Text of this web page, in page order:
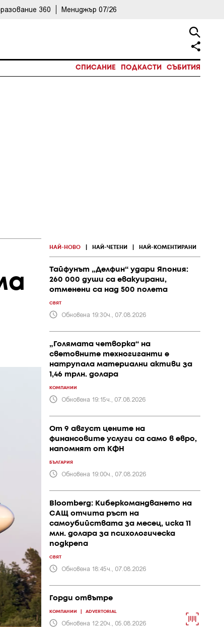
360 Мениджър 07/26
СПИСАНИЕ ПОДКАСТИ СЪБИТИЯ
НАЙ-НОВО НАЙ-ЧЕТЕНИ НАЙ-КОМЕНТИРАНИ
Тайфунът „Делфин“ удари Япония:
260 000 души са евакуирани,
отменени са над 500 полета
СВЯТ
Обновена 19:30ч., 07.08.2026
„Голямата четворка“ на
световните техногиганти е
натрупала материални активи за
1,46 трлн. долара
КОМПАНИИ
Обновена 19:15ч., 07.08.2026
От 9 август цените на
финансовите услуги са само в евро,
напомнят от КФН
БЪЛГАРИЯ
Обновена 19:00ч., 07.08.2026
Bloomberg: Киберкомандването на
САЩ отчита ръст на
самоубийствата за месец, иска 11
млн. долара за психологическа
подкрепа
СВЯТ
Обновена 18:45ч., 07.08.2026
Горди отвътре
КОМПАНИИ ADVERTORIAL
Обновена 12:20ч., 05.08.2026